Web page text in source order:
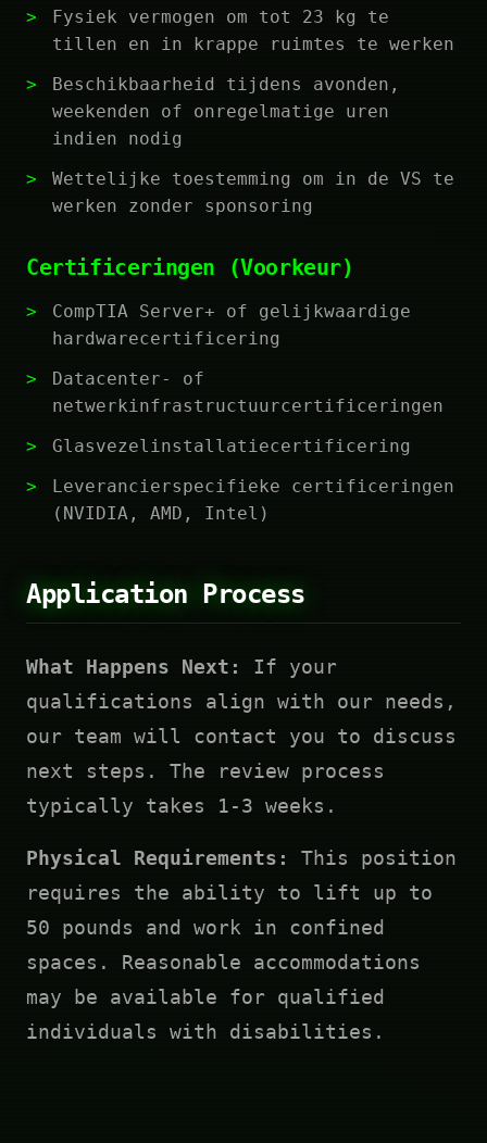
Fysiek vermogen om tot 23 kg te
tillen en in krappe ruimtes te werken
Beschikbaarheid tijdens avonden,
weekenden of onregelmatige uren
indien nodig
Wettelijke toestemming om in de VS te
werken zonder sponsoring
Certificeringen (Voorkeur)
CompTIA Server+ of gelijkwaardige
hardwarecertificering
Datacenter- of
netwerkinfrastructuurcertificeringen
Glasvezelinstallatiecertificering
Leverancierspecifieke certificeringen
(NVIDIA, AMD, Intel)
Application Process
What Happens Next:
If your
qualifications align with our needs,
our team will contact you to discuss
next steps. The review process
typically takes 1-3 weeks.
Physical Requirements:
This position
requires the ability to lift up to
50 pounds and work in confined
spaces. Reasonable accommodations
may be available for qualified
individuals with disabilities.